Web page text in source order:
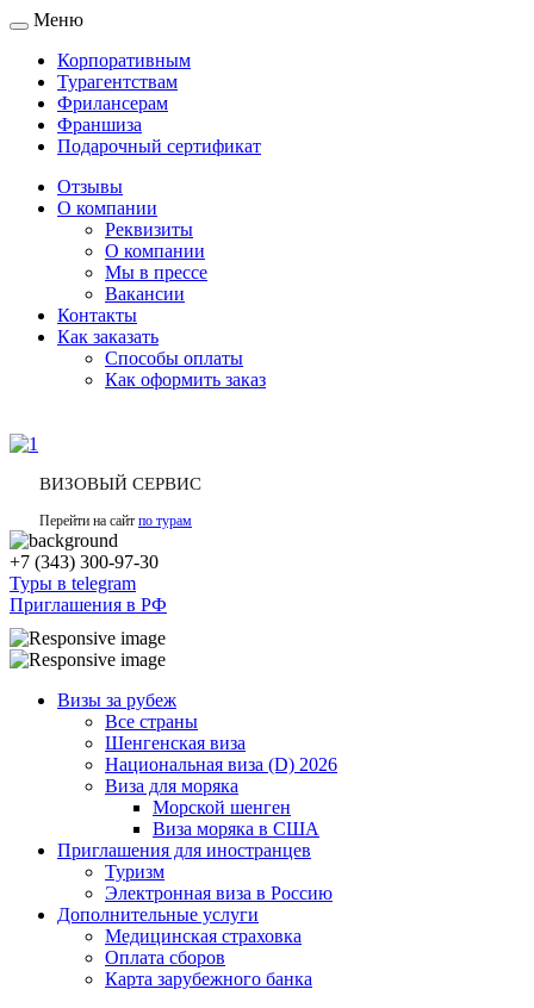
Toggle
navigation
Меню
Корпоративным
Турагентствам
Фрилансерам
Франшиза
Подарочный сертификат
Отзывы
О компании
Реквизиты
О компании
Мы в прессе
Вакансии
Контакты
Как заказать
Способы оплаты
Как оформить заказ
ВИЗОВЫЙ СЕРВИС
Перейти на сайт по турам
+7 (343) 300-97-30
Туры в telegram
Приглашения в РФ
Визы за рубеж
Все страны
Шенгенская виза
Национальная виза (D) 2026
Виза для моряка
Морской шенген
Виза моряка в США
Приглашения для иностранцев
Туризм
Электронная виза в Россию
Дополнительные услуги
Медицинская страховка
Оплата сборов
Карта зарубежного банка